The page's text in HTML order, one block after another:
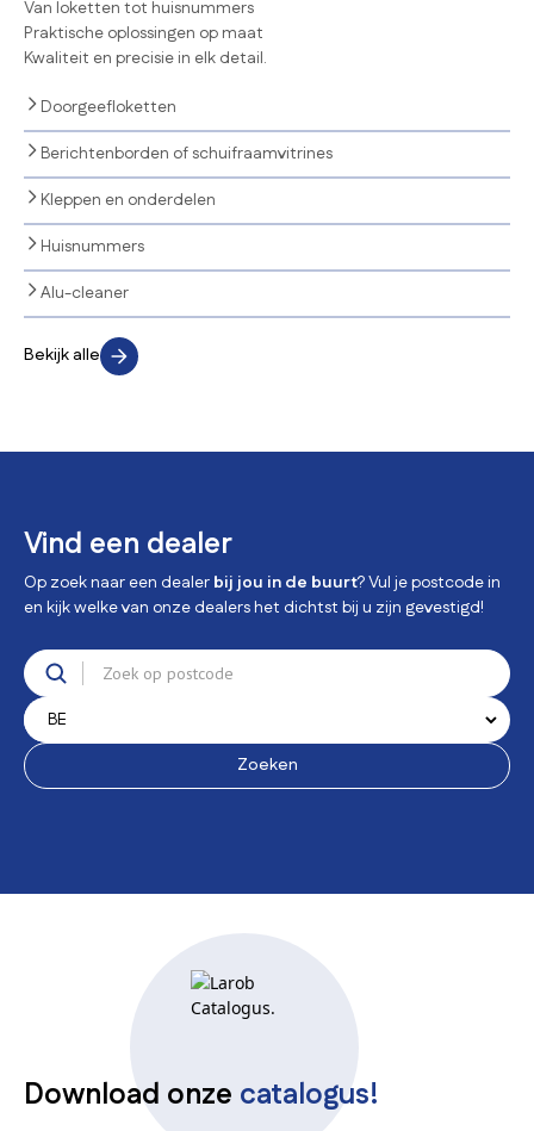
Van loketten tot huisnummers
Praktische oplossingen op maat
Kwaliteit en precisie in elk detail.
Doorgeefloketten
Berichtenborden of schuifraamvitrines
Kleppen en onderdelen
Huisnummers
Alu-cleaner
Bekijk alle
Vind een dealer
Op zoek naar een dealer bij jou in de buurt? Vul je postcode in
en kijk welke van onze dealers het dichtst bij u zijn gevestigd!
Download onze catalogus!